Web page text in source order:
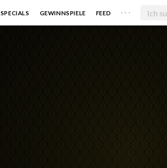
SPECIALS GEWINNSPIELE FEED . . .